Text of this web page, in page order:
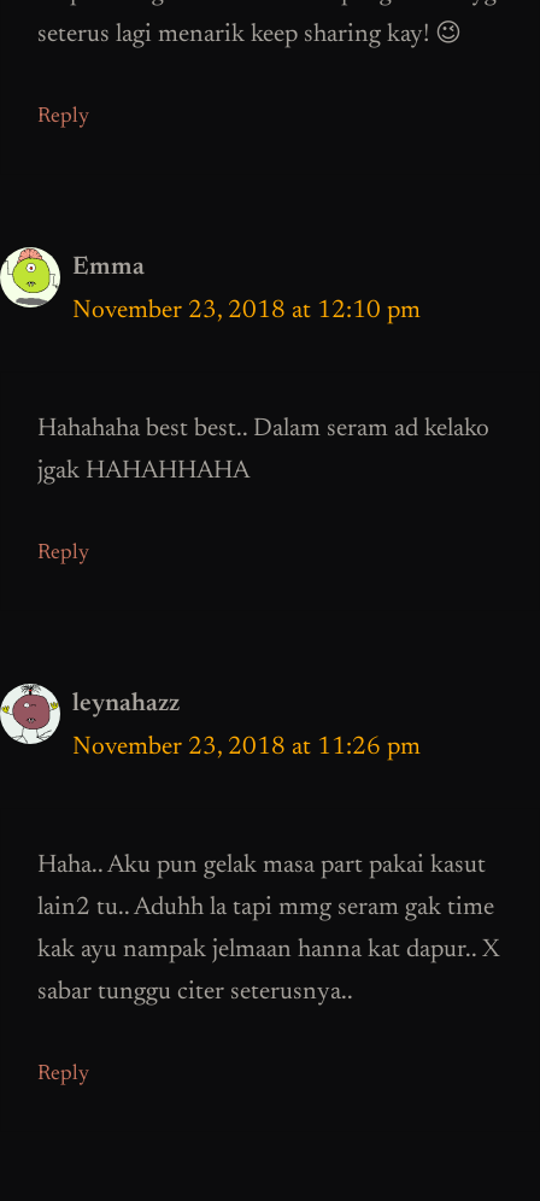
seterus lagi menarik keep sharing kay! 😉
Reply
Emma
November 23, 2018 at 12:10 pm
Hahahaha best best.. Dalam seram ad kelako
jgak HAHAHHAHA
Reply
leynahazz
November 23, 2018 at 11:26 pm
Haha.. Aku pun gelak masa part pakai kasut
lain2 tu.. Aduhh la tapi mmg seram gak time
kak ayu nampak jelmaan hanna kat dapur.. X
sabar tunggu citer seterusnya..
Reply